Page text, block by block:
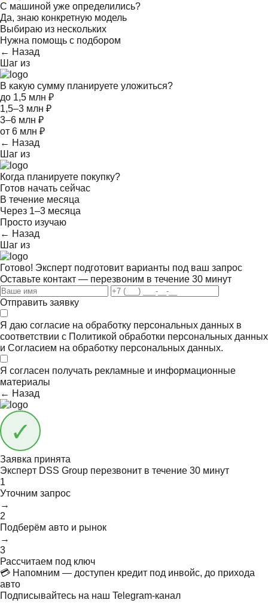
С машиной уже определились?
Да, знаю конкретную модель
Выбираю из нескольких
Нужна помощь с подбором
← Назад
Шаг из
В какую сумму планируете уложиться?
до 1,5 млн ₽
1,5–3 млн ₽
3–6 млн ₽
от 6 млн ₽
← Назад
Шаг из
Когда планируете покупку?
Готов начать сейчас
В течение месяца
Через 1–3 месяца
Просто изучаю
← Назад
Шаг из
Готово! Эксперт подготовит варианты под ваш запрос
Оставьте контакт — перезвоним в течение 30 минут
Отправить заявку
Я даю согласие на обработку персональных данных в
соответствии с Политикой обработки персональных данных
и Согласием на обработку персональных данных.
Я согласен получать рекламные и информационные
материалы
← Назад
Заявка принята
Эксперт DSS Group перезвонит в течение 30 минут
1
Уточним запрос
→
2
Подберём авто и рынок
→
3
Рассчитаем под ключ
💳 Напомним — доступен кредит под инвойс, до прихода
авто
Подписывайтесь на наш Telegram-канал